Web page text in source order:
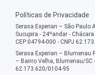
Políticas de Privacidade
Serasa Experian – São Paulo
Sucupira - 24ºandar -
CEP:04794-000 - CNPJ
Serasa Experian – Blumenau
– Bairro Velha, Blumenau/SC
62.173.620/0104-95